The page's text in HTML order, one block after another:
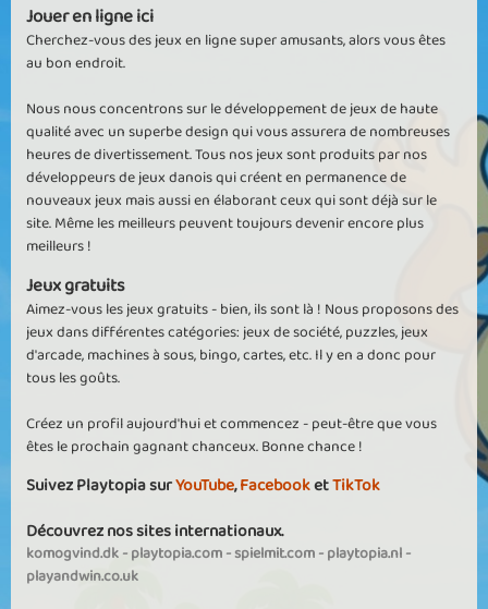
Jouer en ligne ici
Cherchez-vous des jeux en ligne super amusants, alors vous êtes
au bon endroit.
Nous nous concentrons sur le développement de jeux de haute
qualité avec un superbe design qui vous assurera de nombreuses
heures de divertissement. Tous nos jeux sont produits par nos
développeurs de jeux danois qui créent en permanence de
nouveaux jeux mais aussi en élaborant ceux qui sont déjà sur le
site. Même les meilleurs peuvent toujours devenir encore plus
meilleurs !
Jeux gratuits
Aimez-vous les jeux gratuits - bien, ils sont là ! Nous proposons des
jeux dans différentes catégories: jeux de société, puzzles, jeux
d'arcade, machines à sous, bingo, cartes, etc. Il y en a donc pour
tous les goûts.
Créez un profil aujourd'hui et commencez - peut-être que vous
êtes le prochain gagnant chanceux. Bonne chance !
Suivez Playtopia surYouTube,FacebooketTikTok
Découvrez nos sites internationaux.
komogvind.dk-playtopia.com-spielmit.com-playtopia.nl-
playandwin.co.uk